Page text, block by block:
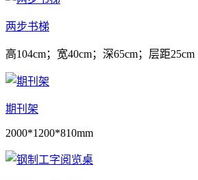
两步书梯
高104cm；宽40cm；深65cm；层距25cm
期刊架
2000*1200*810mm